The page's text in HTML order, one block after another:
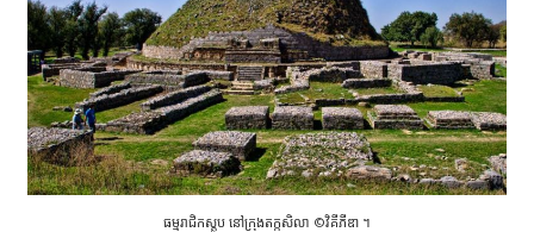
ធម្មរាជិកស្តូប នៅក្រុងតក្កសិលា ©វិគីភីឌា ។